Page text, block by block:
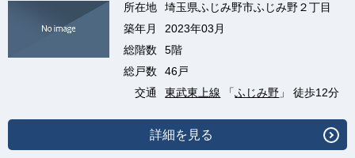
所在地
埼玉県ふじみ野市ふじみ野２丁目
築年月
2023年03月
総階数
5階
総戸数
46戸
交通
東武東上線 「ふじみ野 」 徒歩12分
詳細を見る